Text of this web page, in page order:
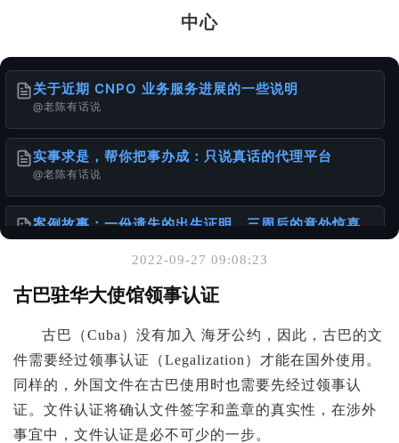
中心
关于近期 CNPO 业务服务进展的一些说明
@老陈有话说
实事求是，帮你把事办成：只说真话的代理平台
@老陈有话说
案例故事：一份遗失的出生证明，三周后的意外惊喜
@老陈有话说
你可能也喜欢
@老陈有话说
怎么办理出生公证书？针对不同年代出生人群的详细
攻略
2022-09-27 09:08:23
古巴驻华大使馆领事认证
古巴（Cuba）没有加入 海牙公约，因此，古巴的文
件需要经过领事认证（Legalization）才能在国外使用。
同样的，外国文件在古巴使用时也需要先经过领事认
证。文件认证将确认文件签字和盖章的真实性，在涉外
事宜中，文件认证是必不可少的一步。